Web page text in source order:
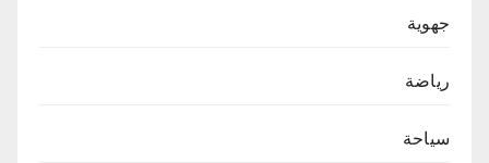
جهوية
رياضة
سياحة